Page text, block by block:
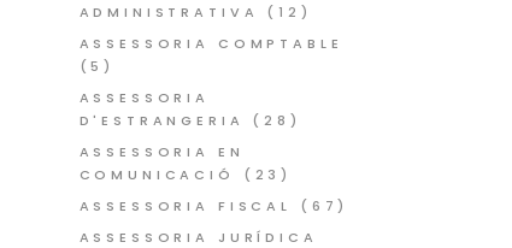
ADMINISTRATIVA
(12)
ASSESSORIA COMPTABLE
(5)
ASSESSORIA
D'ESTRANGERIA
(28)
ASSESSORIA EN
COMUNICACIÓ
(23)
ASSESSORIA FISCAL
(67)
ASSESSORIA JURÍDICA